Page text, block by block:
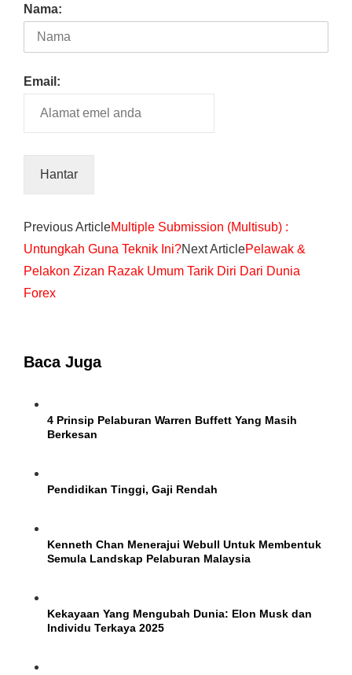
Nama:
Email:
Previous ArticleMultiple Submission (Multisub) :
Untungkah Guna Teknik Ini?Next ArticlePelawak &
Pelakon Zizan Razak Umum Tarik Diri Dari Dunia
Forex
Baca Juga
4 Prinsip Pelaburan Warren Buffett Yang Masih
Berkesan
Pendidikan Tinggi, Gaji Rendah
Kenneth Chan Menerajui Webull Untuk Membentuk
Semula Landskap Pelaburan Malaysia
Kekayaan Yang Mengubah Dunia: Elon Musk dan
Individu Terkaya 2025